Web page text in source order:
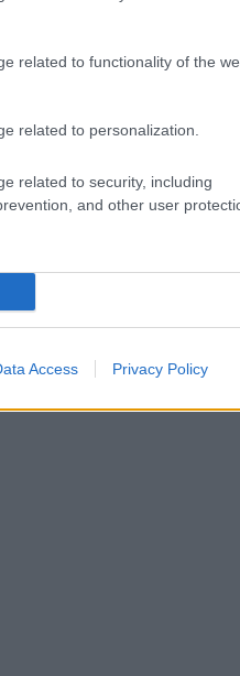
related to functionality of the
related to personalization.
related to security, including
and other user
Access Privacy Policy